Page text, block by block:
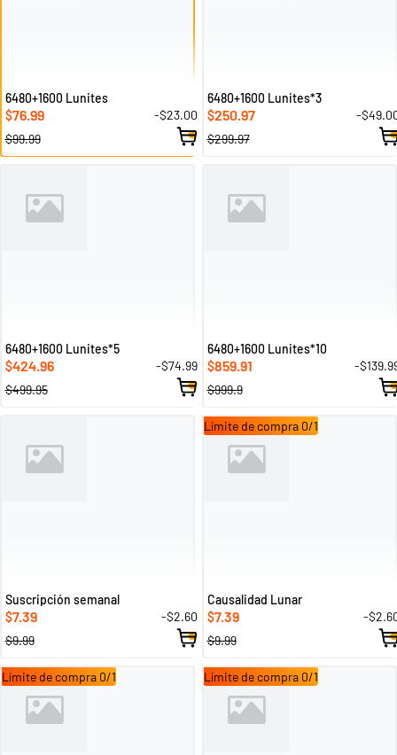
6480+1600 Lunites
$76.99
-$23.00
$99.99
6480+1600 Lunites*3
$250.97
-
$299.97
6480+1600 Lunites*5
$424.96
-$74.99
$499.95
6480+1600 Lunites*10
$859.91
-
$999.9
Suscripción semanal
$7.39
-$2.60
$9.99
Límite de compra 0/1
Causalidad Lunar
$7.39
-
$9.99
Límite de compra 0/1 Límite de compra 0/1